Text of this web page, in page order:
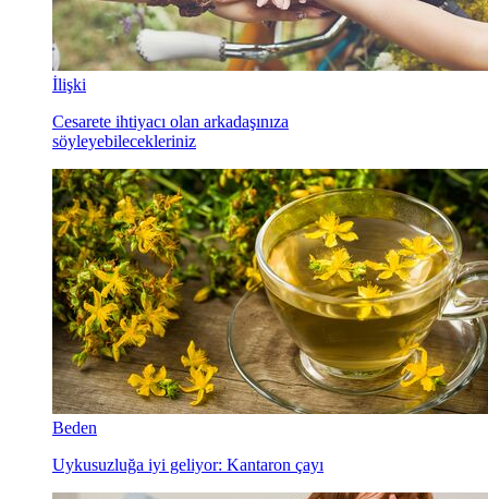
İlişki
Cesarete ihtiyacı olan arkadaşınıza
söyleyebilecekleriniz
Beden
Uykusuzluğa iyi geliyor: Kantaron çayı